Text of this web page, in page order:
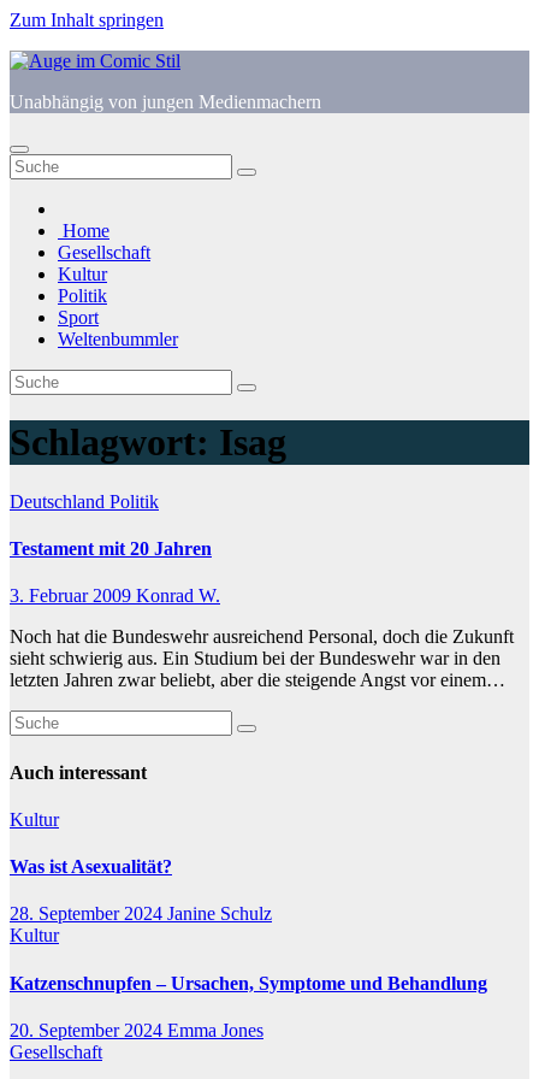
Zum Inhalt springen
Unabhängig von jungen Medienmachern
Home
Gesellschaft
Kultur
Politik
Sport
Weltenbummler
Schlagwort: Isag
Deutschland Politik
Testament mit 20 Jahren
3. Februar 2009 Konrad W.
Noch hat die Bundeswehr ausreichend Personal, doch die Zukunft
sieht schwierig aus. Ein Studium bei der Bundeswehr war in den
letzten Jahren zwar beliebt, aber die steigende Angst vor einem…
Auch interessant
Kultur
Was ist Asexualität?
28. September 2024 Janine Schulz
Kultur
Katzenschnupfen – Ursachen, Symptome und Behandlung
20. September 2024 Emma Jones
Gesellschaft